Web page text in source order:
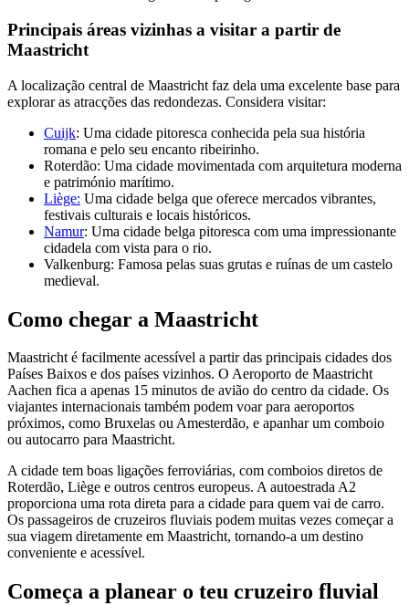
Principais áreas vizinhas a visitar a partir de
Maastricht
A localização central de Maastricht faz dela uma excelente base para
explorar as atracções das redondezas. Considera visitar:
Cuijk: Uma cidade pitoresca conhecida pela sua história
romana e pelo seu encanto ribeirinho.
Roterdão: Uma cidade movimentada com arquitetura moderna
e património marítimo.
Liège: Uma cidade belga que oferece mercados vibrantes,
festivais culturais e locais históricos.
Namur: Uma cidade belga pitoresca com uma impressionante
cidadela com vista para o rio.
Valkenburg: Famosa pelas suas grutas e ruínas de um castelo
medieval.
Como chegar a Maastricht
Maastricht é facilmente acessível a partir das principais cidades dos
Países Baixos e dos países vizinhos. O Aeroporto de Maastricht
Aachen fica a apenas 15 minutos de avião do centro da cidade. Os
viajantes internacionais também podem voar para aeroportos
próximos, como Bruxelas ou Amesterdão, e apanhar um comboio
ou autocarro para Maastricht.
A cidade tem boas ligações ferroviárias, com comboios diretos de
Roterdão, Liège e outros centros europeus. A autoestrada A2
proporciona uma rota direta para a cidade para quem vai de carro.
Os passageiros de cruzeiros fluviais podem muitas vezes começar a
sua viagem diretamente em Maastricht, tornando-a um destino
conveniente e acessível.
Começa a planear o teu cruzeiro fluvial